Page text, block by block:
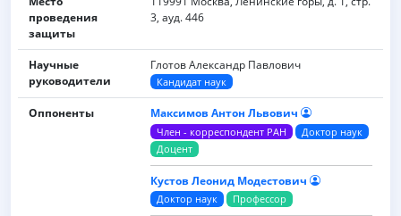
проведения
защиты
3, ауд. 446
Научные
руководители
Глотов Александр Павлович
Кандидат наук
Оппоненты Максимов Антон Львович
Член - корреспондент РАН
Доктор наук
Доцент
Кустов Леонид Модестович
Доктор наук Профессор